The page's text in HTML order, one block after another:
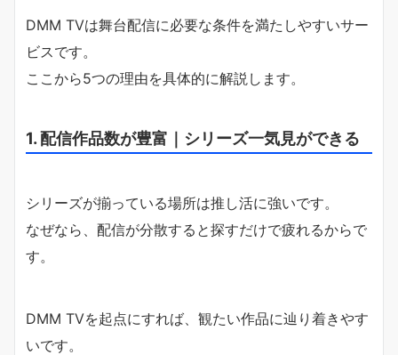
DMM TVは舞台配信に必要な条件を満たしやすいサー
ビスです。
ここから5つの理由を具体的に解説します。
1. 配信作品数が豊富｜シリーズ一気見ができる
シリーズが揃っている場所は推し活に強いです。
なぜなら、配信が分散すると探すだけで疲れるからで
す。
DMM TVを起点にすれば、観たい作品に辿り着きやす
いです。